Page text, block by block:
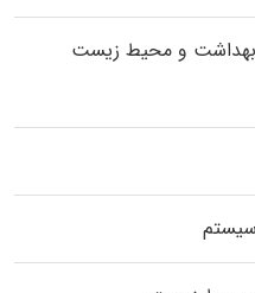
بهداشت و محیط زیست